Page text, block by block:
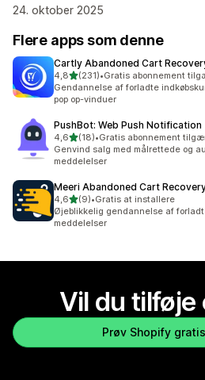
24. oktober 2025
Flere apps som denne
Cartly Abandoned Cart
4,8ud af 5 stjerner
(231)
231 anmeldelser i alt
•Gratis abonnement
Gendannelse af forladte
pop op-vinduer
PushBot: Web Push Notification
4,6ud af 5 stjerner
(18)
18 anmeldelser i alt
•Gratis abonnement
Genvind salg med målrettede og
meddelelser
Meeri Abandoned Cart
4,6ud af 5 stjerner
(9)
9 anmeldelser i alt
•Gratis at installere
Øjeblikkelig gendannelse af
meddelelser
Vil du tilføje
Prøv Shopify